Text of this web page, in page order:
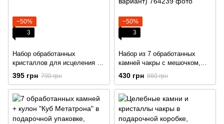
−50%
3
Набор обработанных
кристаллов для исцеления 7
чакр (20-30 мм)
395 грн 790 грн
−50%
3
Набор из 7 обработанных
камней чакры с мешочком,
размер камней 10-20 мм (2
вариант)
430 грн 860 грн